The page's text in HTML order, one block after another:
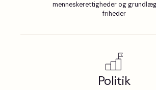
menneskerettigheder og
friheder
Politik